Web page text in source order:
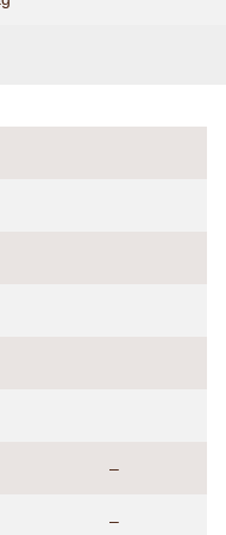
–
–